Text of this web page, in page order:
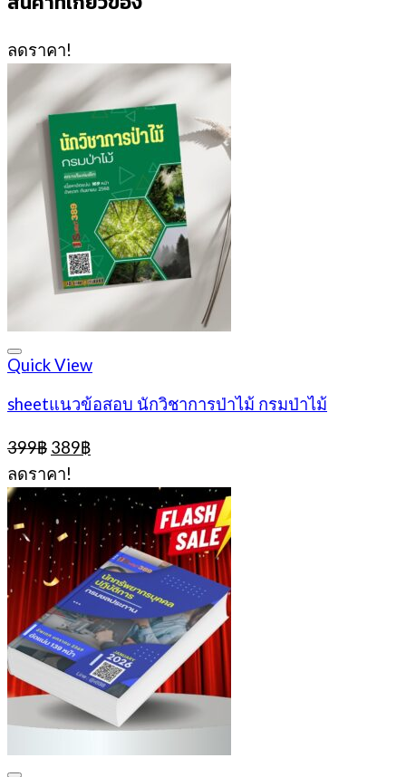
ลดราคา!
Quick View
sheetแนวข้อสอบ นักวิชาการป่าไม้ กรมป่าไม้
399฿ Original
price
was:
399฿.
389฿Current
is:
389฿.
ลดราคา!